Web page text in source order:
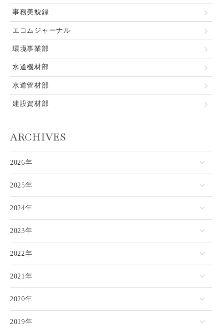
事務美貌録
エコムジャーナル
環境事業部
水道機材部
水道管材部
建設資材部
ARCHIVES
2026年
2025年
2024年
2023年
2022年
2021年
2020年
2019年